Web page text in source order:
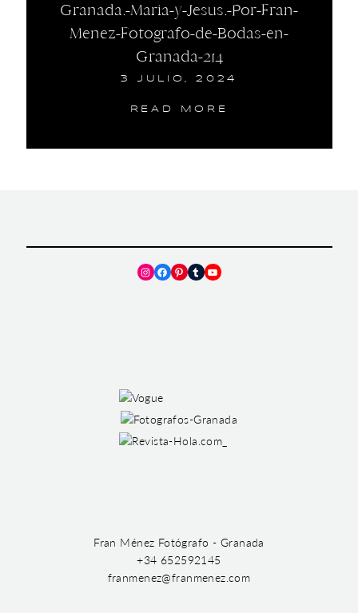
Granada.-Maria-y-Jesus.-Por-Fran-
Menez-Fotografo-de-Bodas-en-
Granada-214
3 JULIO, 2024
READ MORE
Instagram
Facebook
Pinterest
TumblrYouTube
Fran Ménez Fotógrafo - Granada
+34 652592145
franmenez@franmenez.com